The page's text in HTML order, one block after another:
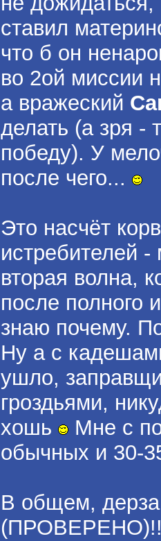
ставил
что б он
во 2ой миссии
а вражеский
делать (а зря -
победу). У
после чего...
Это насчёт
истребителей
вторая волна,
после полного
знаю почему.
Ну а с
ушло,
гроздьями,
хошь
Мне с
обычных и 30-
В общем,